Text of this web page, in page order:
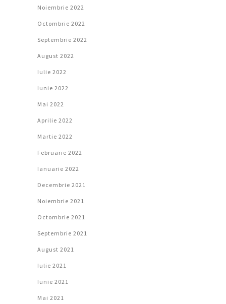
Noiembrie 2022
Octombrie 2022
Septembrie 2022
August 2022
Iulie 2022
Iunie 2022
Mai 2022
Aprilie 2022
Martie 2022
Februarie 2022
Ianuarie 2022
Decembrie 2021
Noiembrie 2021
Octombrie 2021
Septembrie 2021
August 2021
Iulie 2021
Iunie 2021
Mai 2021